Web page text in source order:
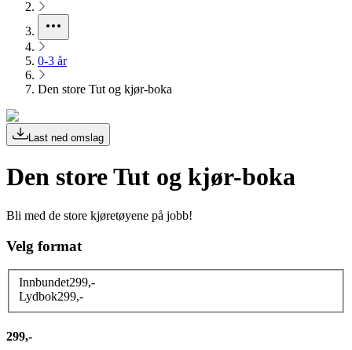
0-3 år
Den store Tut og kjør-boka
Last ned omslag
Den store Tut og kjør-boka
Bli med de store kjøretøyene på jobb!
Velg format
Innbundet299,-
Lydbok299,-
299,-